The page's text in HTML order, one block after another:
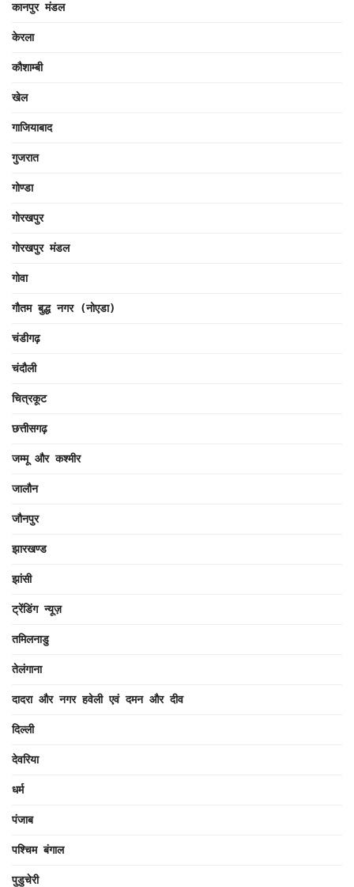
कानपुर मंडल
केरला
कौशाम्बी
खेल
गाजियाबाद
गुजरात
गोण्डा
गोरखपुर
गोरखपुर मंडल
गोवा
गौतम बुद्ध नगर (नोएडा)
चंडीगढ़
चंदौली
चित्रकूट
छत्तीसगढ़
जम्मू और कश्मीर
जालौन
जौनपुर
झारखण्ड
झांसी
ट्रेंडिंग न्यूज़
तमिलनाडु
तेलंगाना
दादरा और नगर हवेली एवं दमन और दीव
दिल्ली
देवरिया
धर्म
पंजाब
पश्चिम बंगाल
पुडुचेरी